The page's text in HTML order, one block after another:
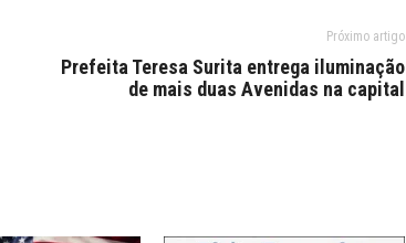
Próximo artigo
Prefeita Teresa Surita entrega iluminação
de mais duas Avenidas na capital